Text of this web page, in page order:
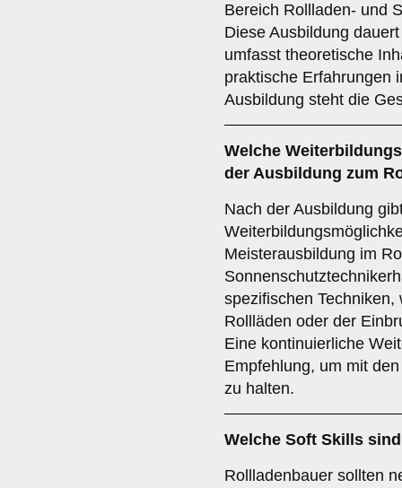
Bereich Rollladen- und
Diese Ausbildung
umfasst theoretische
praktische Erfahrungen
Ausbildung steht die
Welche
der Ausbildung zum
Nach der Ausbildung
Meisterausbildung im
spezifischen
Rollläden oder der
Eine kontinuierliche
Empfehlung, um mit
zu halten.
Welche Soft Skills
Rollladenbauer sollten